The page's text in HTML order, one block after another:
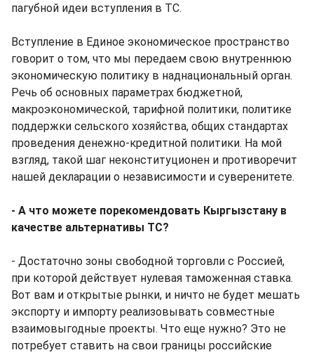
пагубной идеи вступления в ТС.
Вступление в Единое экономическое пространство
говорит о том, что мы передаем свою внутреннюю
экономическую политику в наднациональный орган.
Речь об основных параметрах бюджетной,
макроэкономической, тарифной политики, политике
поддержки сельского хозяйства, общих стандартах
проведения денежно-кредитной политики. На мой
взгляд, такой шаг неконституционен и противоречит
нашей декларации о независимости и суверенитете.
- А что можете порекомендовать Кыргызстану в
качестве альтернативы ТС?
- Достаточно зоны свободной торговли с Россией,
при которой действует нулевая таможенная ставка.
Вот вам и открытые рынки, и ничто не будет мешать
экспорту и импорту реализовывать совместные
взаимовыгодные проекты. Что еще нужно? Это не
потребует ставить на свои границы российские